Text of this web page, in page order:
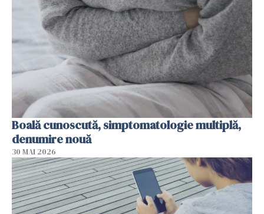
Boală cunoscută, simptomatologie multiplă,
denumire nouă
30 MAI 2026